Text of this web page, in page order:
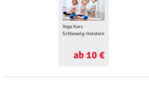
Yoga Kurs
Schleswig-Holstein
ab 10 €